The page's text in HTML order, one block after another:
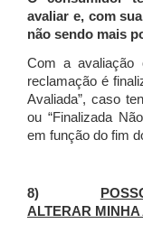
avaliar e, com
não sendo mais
Com a avaliação
reclamação é
Avaliada”, caso
ou “Finalizada
em função do fim
8)
ALTERAR